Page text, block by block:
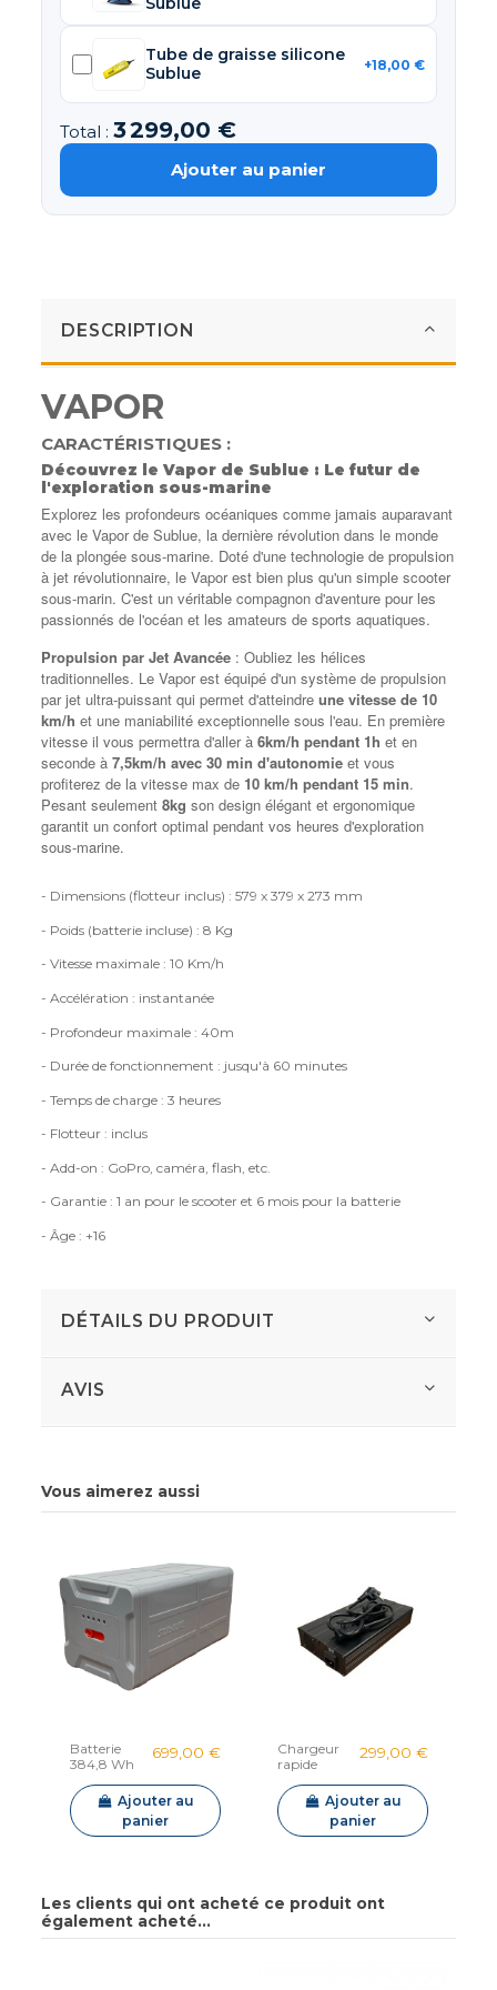
Tube de graisse silicone
Sublue
+18,00 €
Total :3 299,00 €
Ajouter au panier
DESCRIPTION
VAPOR
CARACTÉRISTIQUES :
Découvrez le Vapor de Sublue : Le futur de
l'exploration sous-marine
Explorez les profondeurs océaniques comme jamais auparavant
avec le Vapor de Sublue, la dernière révolution dans le monde
de la plongée sous-marine. Doté d'une technologie de propulsion
à jet révolutionnaire, le Vapor est bien plus qu'un simple scooter
sous-marin. C'est un véritable compagnon d'aventure pour les
passionnés de l'océan et les amateurs de sports aquatiques.
Propulsion par Jet Avancée : Oubliez les hélices
traditionnelles. Le Vapor est équipé d'un système de propulsion
par jet ultra-puissant qui permet d'atteindreune vitesse de 10
km/h et une maniabilité exceptionnelle sous l'eau. En première
vitesse il vous permettra d'aller à6km/h pendant 1h et en
seconde à 7,5km/h avec 30 min d'autonomieet vous
profiterez de la vitesse max de 10 km/h pendant 15 min.
Pesant seulement 8kg son design élégant et ergonomique
garantit un confort optimal pendant vos heures d'exploration
sous-marine.
- Dimensions (flotteur inclus) : 579 x 379 x 273 mm
- Poids (batterie incluse) : 8 Kg
- Vitesse maximale : 10 Km/h
- Accélération : instantanée
- Profondeur maximale : 40m
- Durée de fonctionnement : jusqu'à 60 minutes
- Temps de charge : 3 heures
- Flotteur : inclus
- Add-on : GoPro, caméra, flash, etc.
- Garantie : 1 an pour le scooter et 6 mois pour la batterie
- Âge : +16
DÉTAILS DU PRODUIT
AVIS
Vous aimerez aussi
Batterie
384,8 Wh
Vapor
699,00 €
Ajouter au
panier
Chargeur
rapide
Vapor
299,00 €
Ajouter au
panier
Les clients qui ont acheté ce produit ont
également acheté...